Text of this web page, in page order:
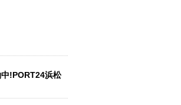
!PORT24浜松